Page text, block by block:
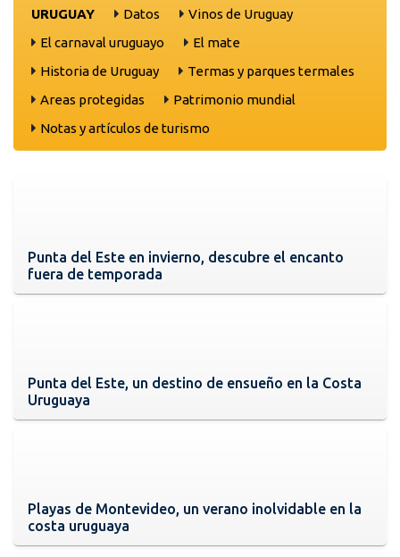
URUGUAY Datos
Vinos de Uruguay
El carnaval uruguayo
El mate
Historia de Uruguay
Termas y parques termales
Areas protegidas
Patrimonio mundial
Notas y artículos de turismo
Punta del Este en invierno, descubre el encanto
fuera de temporada
Punta del Este, un destino de ensueño en la Costa
Uruguaya
Playas de Montevideo, un verano inolvidable en la
costa uruguaya